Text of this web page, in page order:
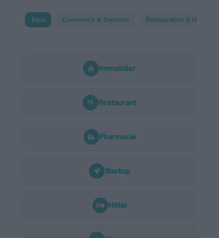
Tous Commerce & Services Restauration &
Immobilier
Restaurant
Pharmacie
Startup
Hôtel